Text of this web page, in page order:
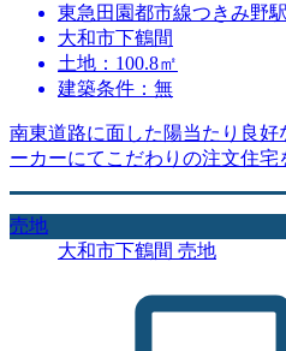
東急田園都市線つきみ野
大和市下鶴間
土地：100.8㎡
建築条件：無
南東道路に面した陽当たり良
ーカーにてこだわりの注文住宅
売地
大和市下鶴間 売地